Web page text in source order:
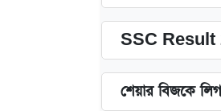
SSC Result
শেয়ার বিজকে